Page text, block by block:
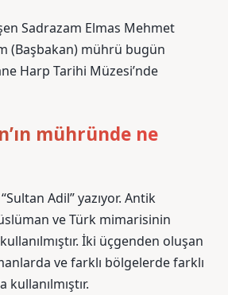
Sadrazam Elmas Mehmet
(Başbakan) mührü bugün
Harp Tarihi Müzesi’nde
mühründe ne
Adil” yazıyor. Antik
ve Türk mimarisinin
İki üçgenden oluşan
ve farklı bölgelerde farklı